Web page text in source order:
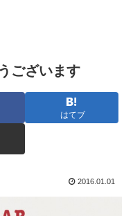
ございます
はてブ
2016.01.01